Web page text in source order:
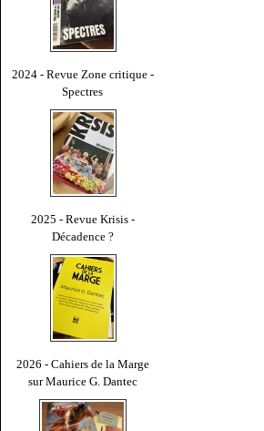
2024 - Revue Zone critique -
Spectres
2025 - Revue Krisis -
Décadence ?
2026 - Cahiers de la Marge
sur Maurice G. Dantec